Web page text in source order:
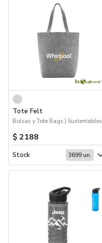
Tote Felt
Bolsas y Tote Bags | Sustentables
$ 2188
Stock 3699 un.